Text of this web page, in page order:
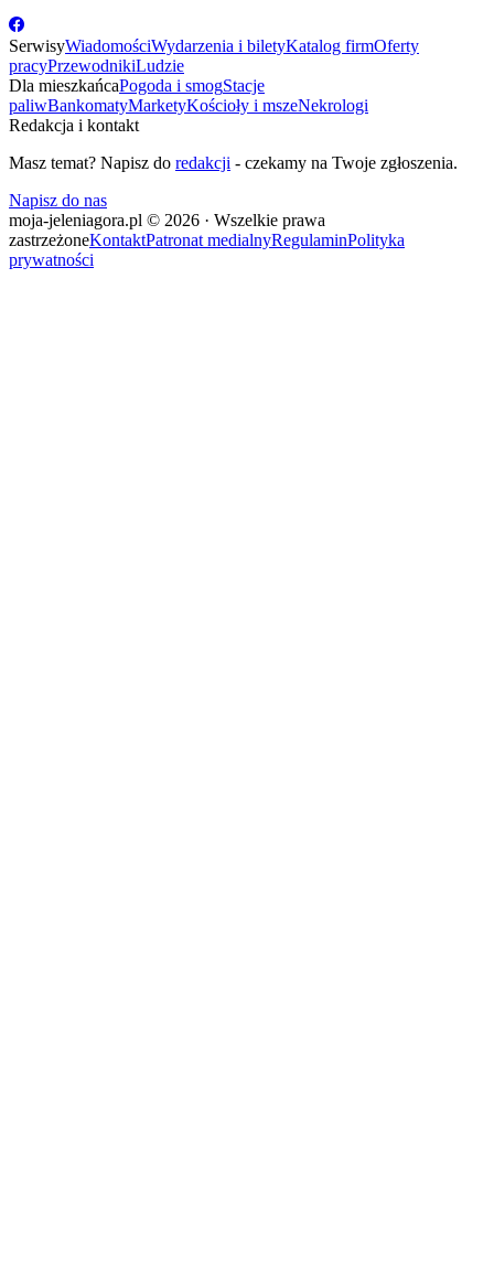
SerwisyWiadomościWydarzenia i biletyKatalog firmOferty
pracyPrzewodnikiLudzie
Dla mieszkańcaPogoda i smogStacje
paliwBankomatyMarketyKościoły i mszeNekrologi
Redakcja i kontakt
Masz temat? Napisz do redakcji - czekamy na Twoje zgłoszenia.
Napisz do nas
moja-jeleniagora.pl © 2026 · Wszelkie prawa
zastrzeżoneKontaktPatronat medialnyRegulaminPolityka
prywatności